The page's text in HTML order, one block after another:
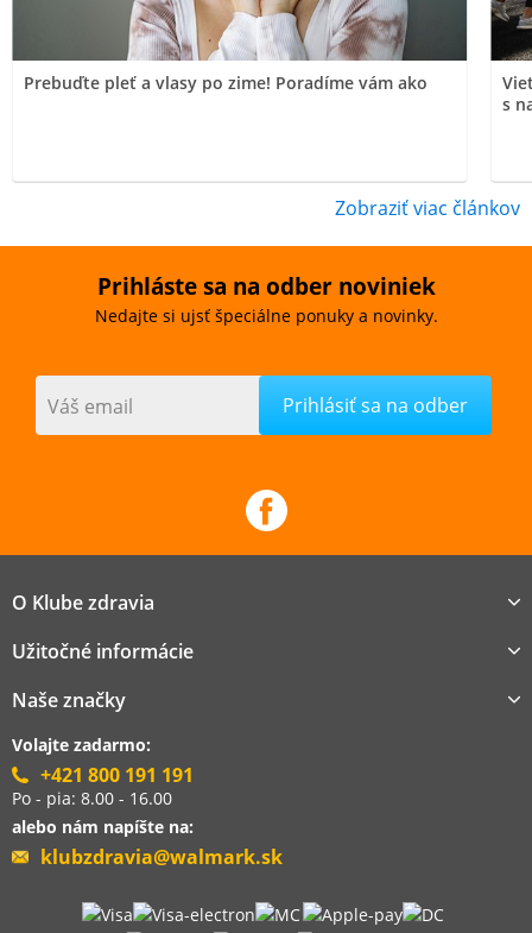
Prebuďte pleť a vlasy po zime! Poradíme vám ako
s
Zobraziť viac článkov
Prihláste sa na odber noviniek
Nedajte si ujsť špeciálne ponuky a novinky.
Váš email
O Klube zdravia
Užitočné informácie
Naše značky
Volajte zadarmo:
+421 800 191 191
Po - pia: 8.00 - 16.00
alebo nám napíšte na:
klubzdravia@walmark.sk